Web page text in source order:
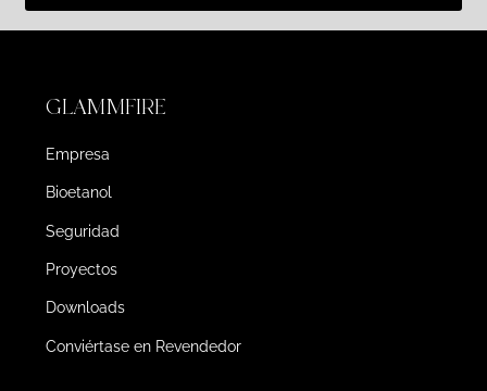
GLAMMFIRE
Empresa
Bioetanol
Seguridad
Proyectos
Downloads
Conviértase en Revendedor